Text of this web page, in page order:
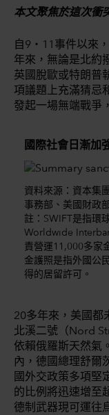
本文聚焦於這次衝
自9・11事件以來
年來，無論是北約
英國脫歐或特朗普
項議題上充滿猜忌
發起一場無端戰爭
國際社會日漸加
資料來源：資本集
事務部、美國財政
註：SWIFT是指環
Worldwide
責營運11,000多家
金護照是指外國公
得的居留許可。
20多年來，美國都
北溪二號（Nord
依賴俄羅斯天然氣
內，德國總理舒爾
國外交政策多項堅
的比例將迅速增至
德制武器現可運往